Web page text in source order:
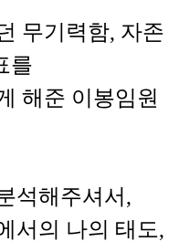
무기력함, 자존
를
해준 이봉임원
석해주셔서,
서의 나의 태도,